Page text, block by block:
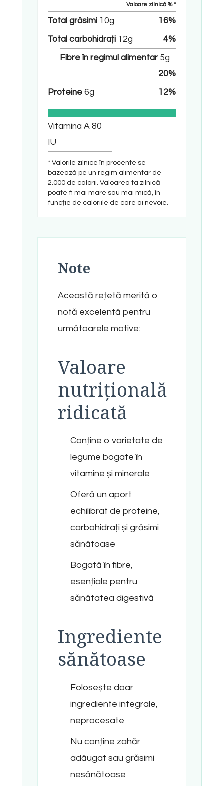
Valoare zilnică % *
Total grăsimi 10g 16%
Total carbohidrați 12g 4%
Fibre în regimul alimentar 5g
20%
Proteine 6g 12%
Vitamina A 80
IU
* Valorile zilnice în procente se
bazează pe un regim alimentar de
2.000 de calorii. Valoarea ta zilnică
poate fi mai mare sau mai mică, în
funcție de caloriile de care ai nevoie.
Note
Această rețetă merită o
notă excelentă pentru
următoarele motive:
Valoare
nutrițională
ridicată
Conține o varietate de
legume bogate în
vitamine și minerale
Oferă un aport
echilibrat de proteine,
carbohidrați și grăsimi
sănătoase
Bogată în fibre,
esențiale pentru
sănătatea digestivă
Ingrediente
sănătoase
Folosește doar
ingrediente integrale,
neprocesate
Nu conține zahăr
adăugat sau grăsimi
nesănătoase